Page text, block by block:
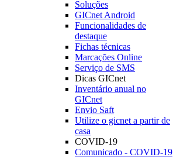
Soluções
GICnet Android
Funcionalidades de
destaque
Fichas técnicas
Marcações Online
Serviço de SMS
Dicas GICnet
Inventário anual no
GICnet
Envio Saft
Utilize o gicnet a partir de
casa
COVID-19
Comunicado - COVID-19